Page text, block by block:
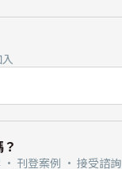
· 刊登案例 · 接受諮詢